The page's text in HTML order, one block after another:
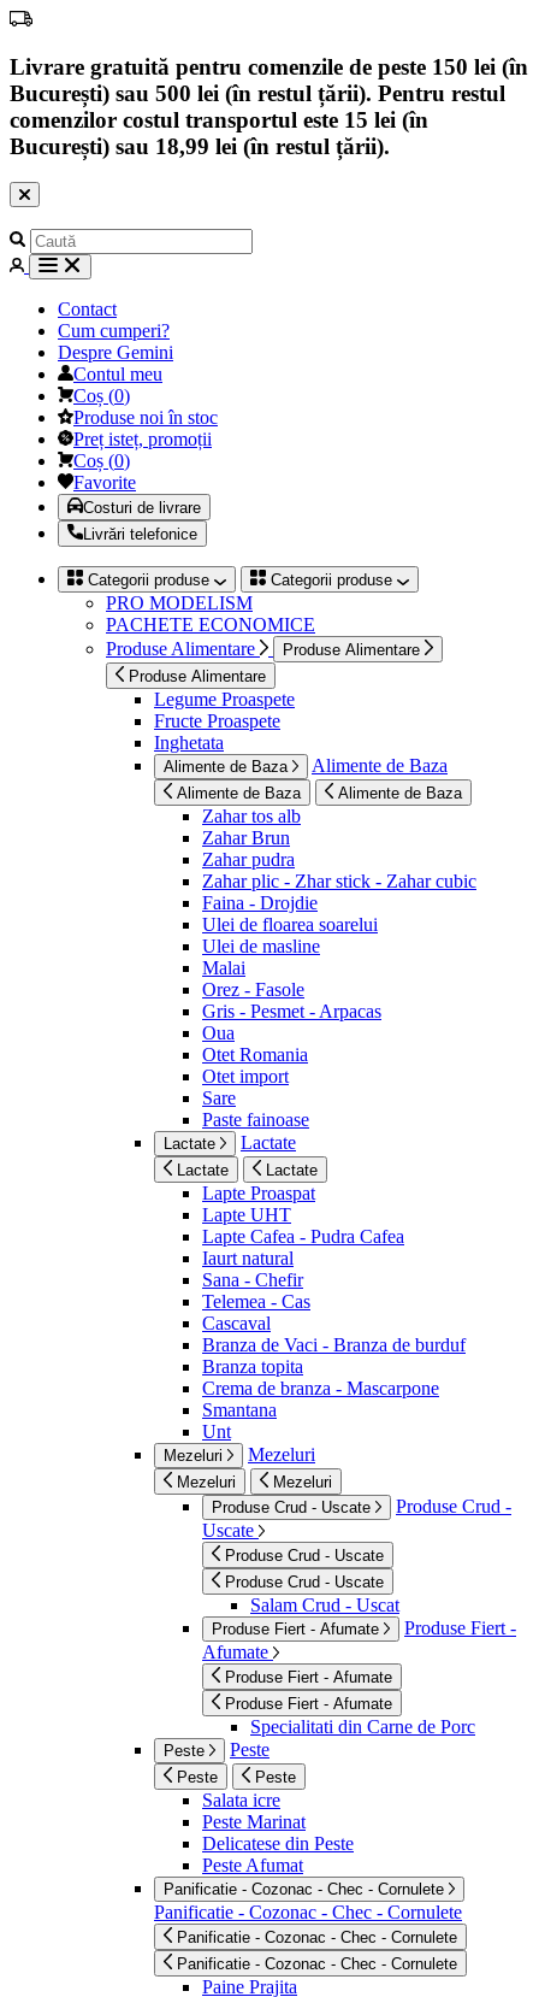
Livrare gratuită pentru comenzile de peste 150 lei (în
București) sau 500 lei (în restul țării). Pentru restul
comenzilor costul transportul este 15 lei (în
București) sau 18,99 lei (în restul țării).
Contact
Cum cumperi?
Despre Gemini
Contul meu
Coș (0)
Produse noi în stoc
Preț isteț, promoții
Coș (0)
Favorite
Costuri de livrare
Livrări telefonice
Categorii produse Categorii produse
PRO MODELISM
PACHETE ECONOMICE
Produse Alimentare
Produse Alimentare
Produse Alimentare
Legume Proaspete
Fructe Proaspete
Inghetata
Alimente de Baza Alimente de Baza
Alimente de Baza Alimente de Baza
Zahar tos alb
Zahar Brun
Zahar pudra
Zahar plic - Zhar stick - Zahar cubic
Faina - Drojdie
Ulei de floarea soarelui
Ulei de masline
Malai
Orez - Fasole
Gris - Pesmet - Arpacas
Oua
Otet Romania
Otet import
Sare
Paste fainoase
Lactate Lactate
Lactate Lactate
Lapte Proaspat
Lapte UHT
Lapte Cafea - Pudra Cafea
Iaurt natural
Sana - Chefir
Telemea - Cas
Cascaval
Branza de Vaci - Branza de burduf
Branza topita
Crema de branza - Mascarpone
Smantana
Unt
Mezeluri Mezeluri
Mezeluri
Mezeluri
Produse Crud - Uscate
Produse Crud -
Uscate
Produse Crud - Uscate
Produse Crud - Uscate
Salam Crud - Uscat
Produse Fiert - Afumate
Produse Fiert -
Afumate
Produse Fiert - Afumate
Produse Fiert - Afumate
Specialitati din Carne de Porc
Peste Peste
Peste Peste
Salata icre
Peste Marinat
Delicatese din Peste
Peste Afumat
Panificatie - Cozonac - Chec - Cornulete
Panificatie - Cozonac - Chec - Cornulete
Panificatie - Cozonac - Chec - Cornulete
Panificatie - Cozonac - Chec - Cornulete
Paine Prajita